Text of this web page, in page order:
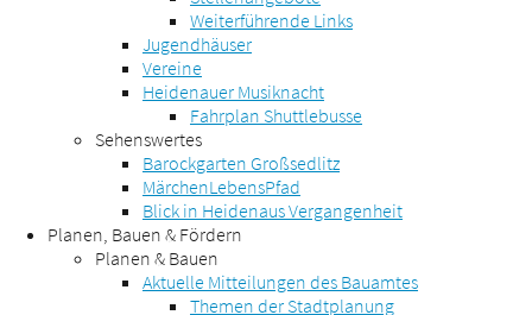
Weiterführende Links
Jugendhäuser
Vereine
Heidenauer Musiknacht
Fahrplan Shuttlebusse
Sehenswertes
Barockgarten Großsedlitz
MärchenLebensPfad
Blick in Heidenaus Vergangenheit
Planen, Bauen & Fördern
Planen & Bauen
Aktuelle Mitteilungen des Bauamtes
Themen der Stadtplanung